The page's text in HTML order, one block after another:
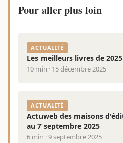
Pour aller plus loin
ACTUALITÉ
Les meilleurs livres de
10 min · 15 décembre 2025
ACTUALITÉ
Actuweb des maisons
au 7 septembre 2025
6 min · 9 septembre 2025